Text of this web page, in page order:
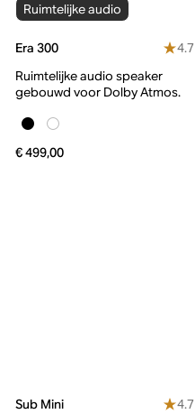
Ruimtelijke audio
Era 300
4.7
Ruimtelijke audio speaker
gebouwd voor Dolby Atmos.
€ 499,00
Sub Mini
4.7